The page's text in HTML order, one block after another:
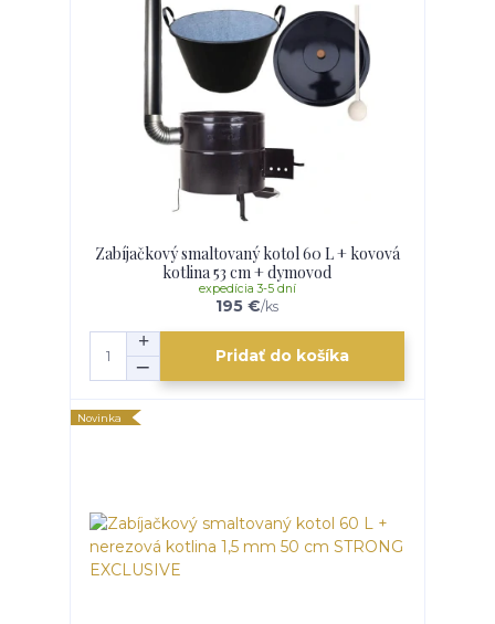
Zabíjačkový smaltovaný kotol 60 L + kovová
kotlina 53 cm + dymovod
195 €/ks
expedícia 3-5 dní
Pridať do košíka
Novinka